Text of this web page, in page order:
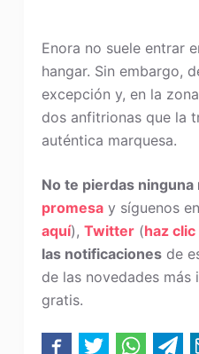
Enora no suele entrar
hangar. Sin embargo,
excepción y, en la
dos anfitrionas que la
auténtica marquesa.
No te pierdas ninguna
promesay síguenos en
aquí), Twitter(haz clic
las notificacionesde
de las novedades
gratis.